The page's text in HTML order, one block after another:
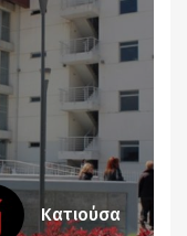
Κατιούσα